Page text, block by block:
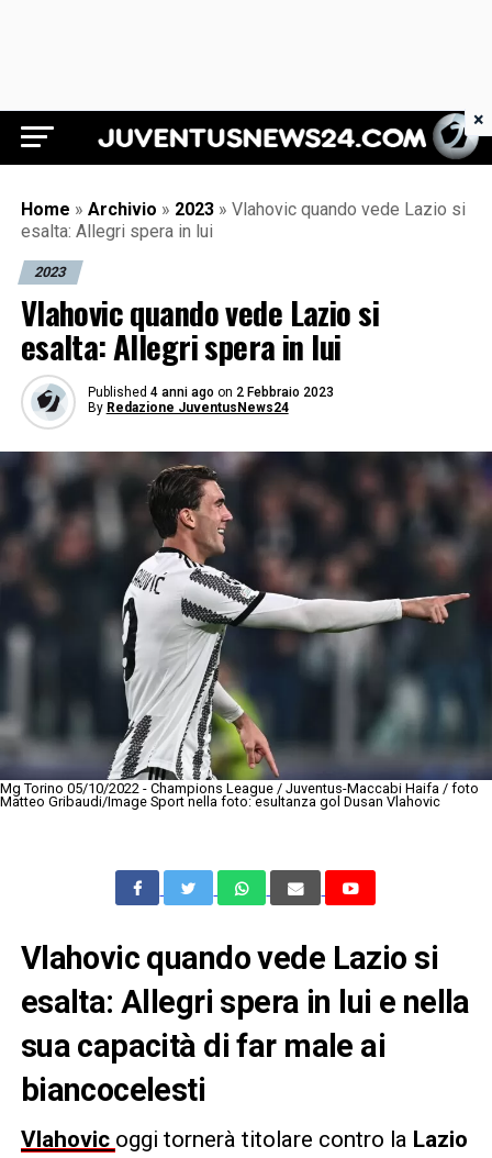
Juventus News 24
Home » Archivio » 2023 » Vlahovic quando vede Lazio si
esalta: Allegri spera in lui
2023
Vlahovic quando vede Lazio si
esalta: Allegri spera in lui
Published 4 anni ago on 2 Febbraio 2023
By Redazione JuventusNews24
Mg Torino 05/10/2022 - Champions League / Juventus-Maccabi Haifa / foto
Matteo Gribaudi/Image Sport nella foto: esultanza gol Dusan Vlahovic
Vlahovic quando vede Lazio si
esalta: Allegri spera in lui e nella
sua capacità di far male ai
biancocelesti
Vlahovic oggi tornerà titolare contro la Lazio
×